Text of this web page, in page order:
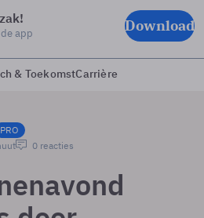
app Download
& ToekomstCarrière
PRO
0 reacties